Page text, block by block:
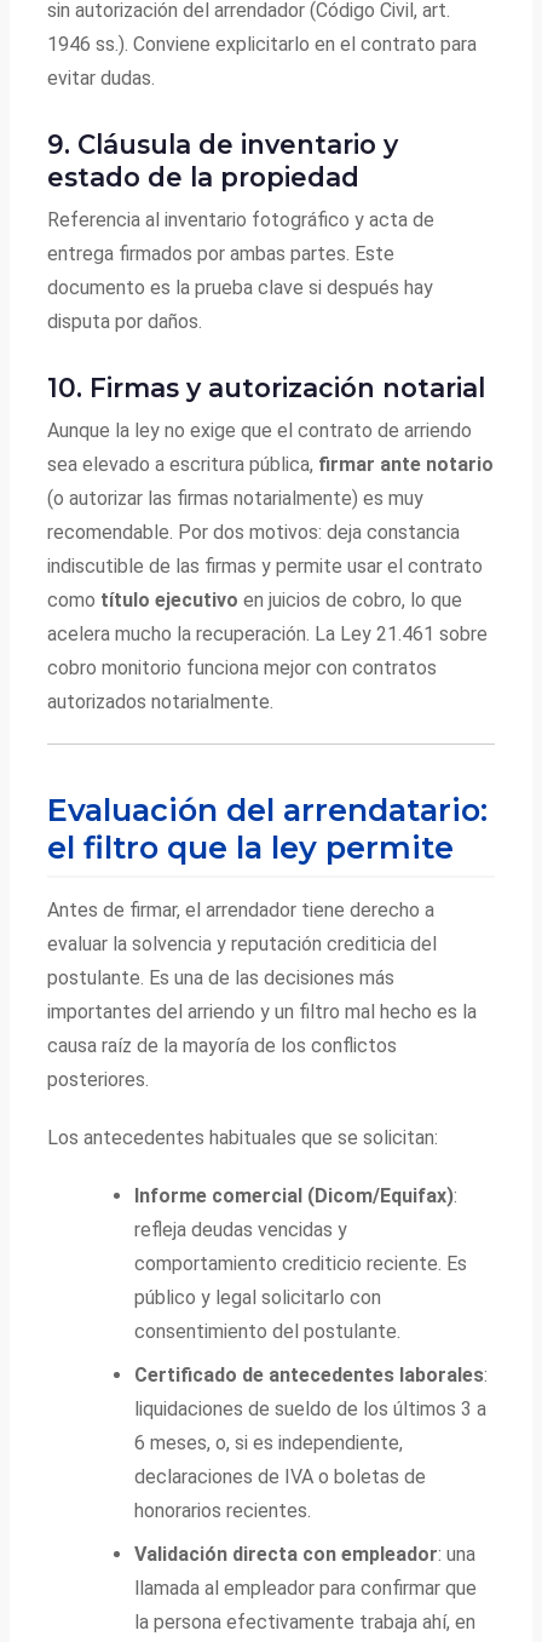
sin autorización del arrendador (Código Civil, art.
1946 ss.). Conviene explicitarlo en el contrato para
evitar dudas.
9. Cláusula de inventario y
estado de la propiedad
Referencia al inventario fotográfico y acta de
entrega firmados por ambas partes. Este
documento es la prueba clave si después hay
disputa por daños.
10. Firmas y autorización notarial
Aunque la ley no exige que el contrato de arriendo
sea elevado a escritura pública, firmar ante notario
(o autorizar las firmas notarialmente) es muy
recomendable. Por dos motivos: deja constancia
indiscutible de las firmas y permite usar el contrato
como título ejecutivo en juicios de cobro, lo que
acelera mucho la recuperación. La Ley 21.461 sobre
cobro monitorio funciona mejor con contratos
autorizados notarialmente.
Evaluación del arrendatario:
el filtro que la ley permite
Antes de firmar, el arrendador tiene derecho a
evaluar la solvencia y reputación crediticia del
postulante. Es una de las decisiones más
importantes del arriendo y un filtro mal hecho es la
causa raíz de la mayoría de los conflictos
posteriores.
Los antecedentes habituales que se solicitan:
Informe comercial (Dicom/Equifax):
refleja deudas vencidas y
comportamiento crediticio reciente. Es
público y legal solicitarlo con
consentimiento del postulante.
Certificado de antecedentes laborales:
liquidaciones de sueldo de los últimos 3 a
6 meses, o, si es independiente,
declaraciones de IVA o boletas de
honorarios recientes.
Validación directa con empleador: una
llamada al empleador para confirmar que
la persona efectivamente trabaja ahí, en